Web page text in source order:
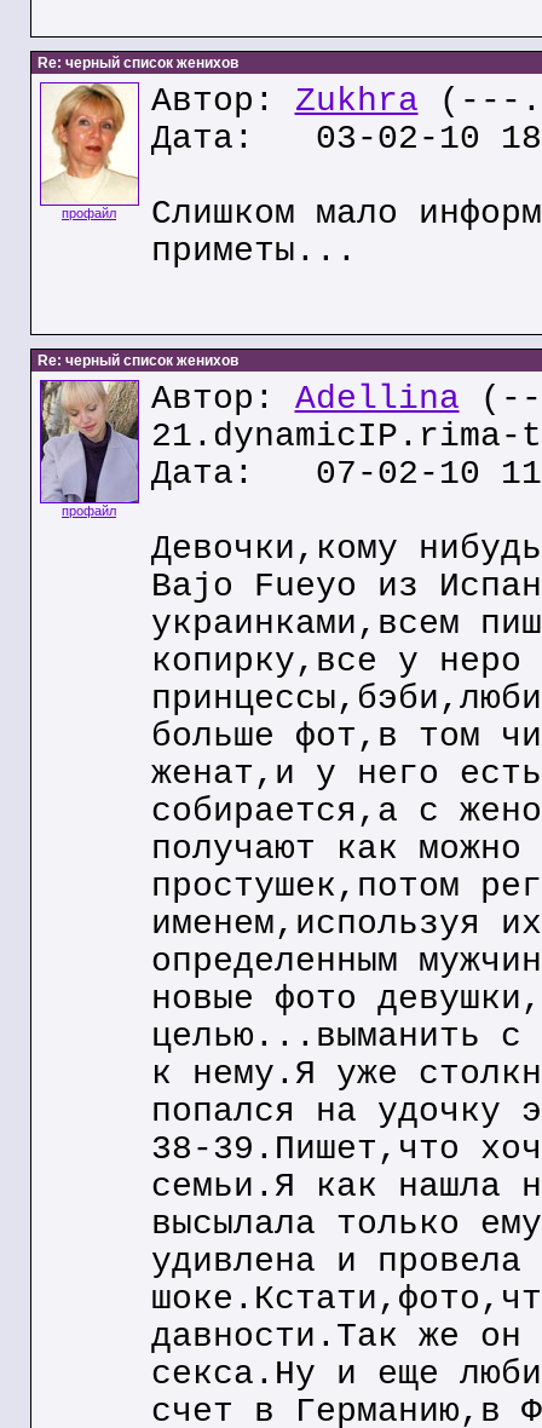
Re: черный список женихов
профайл
Автор: Zukhra (---
Дата: 03-02-10
Слишком мало
приметы...
Re: черный список женихов
профайл
Автор: Adellina
Дата: 07-02-10
Девочки,кому
Bajo Fueyo из
украинками,всем
копирку,все у неро
больше фот,в том
женат,и у него
собирается,а с
получают как
простушек,потом
именем,используя
определенным
новые фото
целью...выманить с
к нему.Я уже
попался на удочку
38-39.Пишет,что
семьи.Я как нашла
высылала только
удивлена и
давности.Так же он
секса.Ну и еще
счет в Германию,в